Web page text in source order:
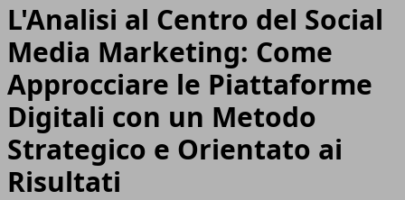
L'Analisi al Centro del Social
Media Marketing: Come
Approcciare le Piattaforme
Digitali con un Metodo
Strategico e Orientato ai
Risultati